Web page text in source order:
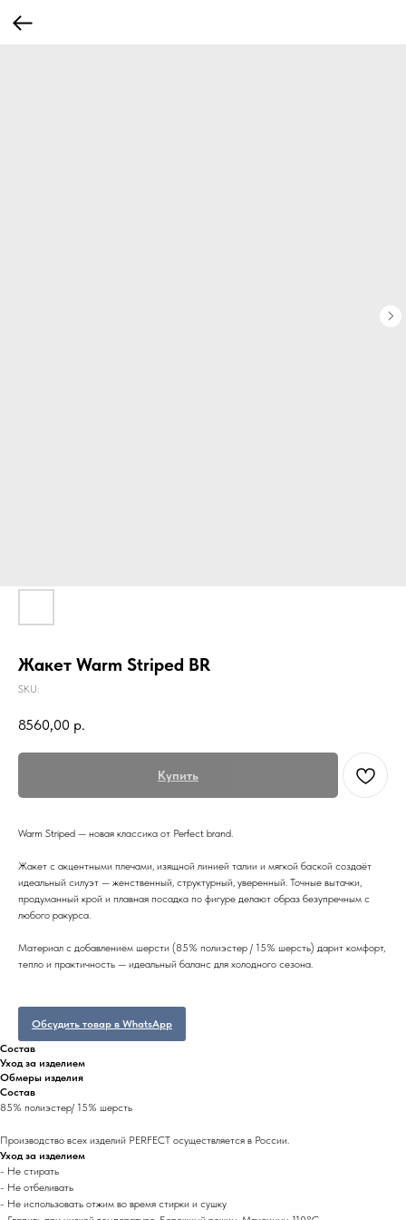
Жакет Warm Striped BR
SKU:
8560,00 р.
Купить
Warm Striped — новая классика от Perfect brand.
Жакет с акцентными плечами, изящной линией талии и мягкой баской создаёт
идеальный силуэт — женственный, структурный, уверенный. Точные вытачки,
продуманный крой и плавная посадка по фигуре делают образ безупречным с
любого ракурса.
Материал с добавлением шерсти (85% полиэстер / 15% шерсть) дарит комфорт,
тепло и практичность — идеальный баланс для холодного сезона.
Обсудить товар в WhatsApp
Состав
Уход за изделием
Обмеры изделия
Состав
85% полиэстер/ 15% шерсть
Производство всех изделий PERFECT осуществляется в России.
Уход за изделием
- Не стирать
- Не отбеливать
- Не использовать отжим во время стирки и сушку